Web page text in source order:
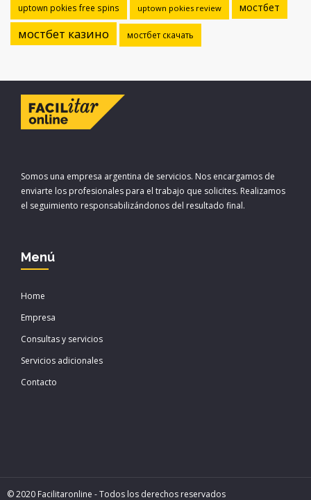
uptown pokies free spins uptown pokies review мостбет
мостбет казино мостбет скачать
Somos una empresa argentina de servicios. Nos encargamos de
enviarte los profesionales para el trabajo que solicites. Realizamos
el seguimiento responsabilizándonos del resultado final.
Menú
Home
Empresa
Consultas y servicios
Servicios adicionales
Contacto
© 2020 Facilitaronline - Todos los derechos reservados